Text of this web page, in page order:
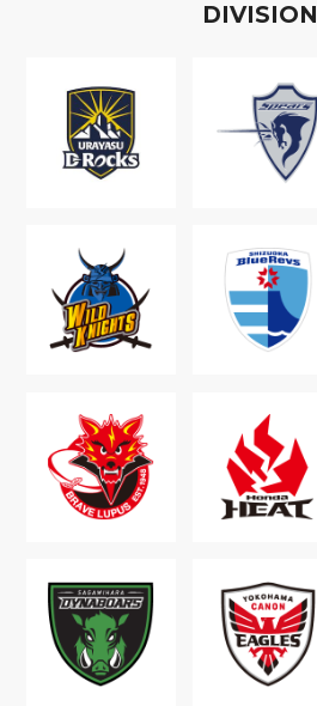
DIVISION